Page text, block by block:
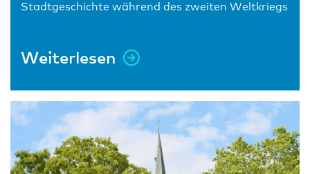
Stadtgeschichte während des zweiten Weltkriegs
Weiterlesen